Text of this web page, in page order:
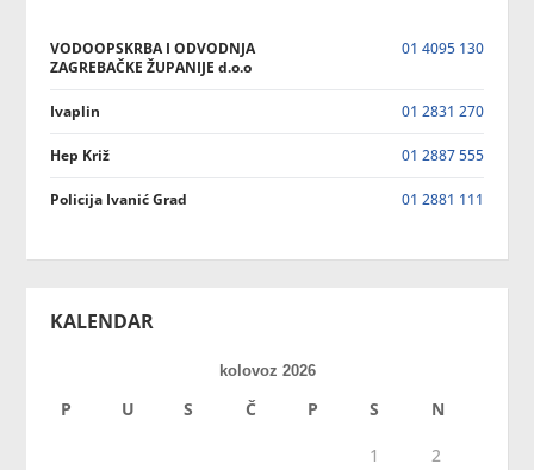
VODOOPSKRBA I ODVODNJA
ZAGREBAČKE ŽUPANIJE d.o.o
01 4095 130
Ivaplin 01 2831 270
Hep Križ 01 2887 555
Policija Ivanić Grad 01 2881 111
KALENDAR
kolovoz 2026
P U S Č P S N
1
2